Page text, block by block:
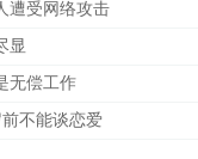
遭受网络攻击
显
无偿工作
不能谈恋爱